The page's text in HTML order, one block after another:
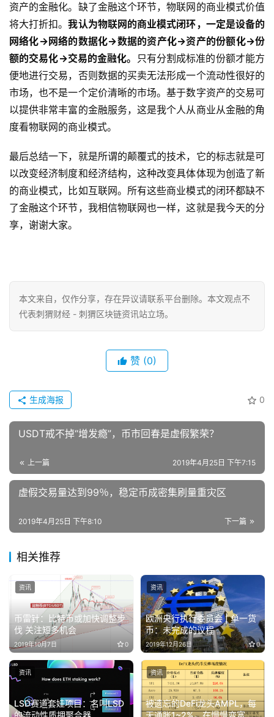
资产的金融化。缺了金融这个环节，物联网的商业模式价值
将大打折扣。我认为物联网的商业模式闭环，一定是设备的
网络化->网络的数据化->数据的资产化->资产的份额化->份
额的交易化->交易的金融化。
只有分割成标准的份额才能方
便地进行交易，否则数据的买卖无法形成一个流动性很好的
市场，也不是一个定价清晰的市场。基于数字资产的交易可
以提供非常丰富的金融服务，这是我个人从商业从金融的角
度看物联网的商业模式。
最后总结一下，就是所谓的颠覆式的技术，它的标志就是可
以改变经济制度和经济结构，这种改变具体体现为创造了新
的商业模式，比如互联网。所有这些商业模式的闭环都缺不
了金融这个环节，我相信物联网也一样，这就是我今天的分
享，谢谢大家。
本文来自 ，仅作分享，存在异议请联系平台删除。本文观点不
代表刺猬财经 - 刺猬区块链资讯站立场。
赞 (0)
0
生成海报
USDT戒不掉“增发瘾”，币市回春是虚假繁荣？
上一篇 2019年4月25日 下午7:15
虚假交易量达到99％，稳定币成密集刷量重灾区
下一篇
2019年4月25日 下午8:10
相关推荐
币雷针：比特币或加快调整步
伐 关注短多机会
2019年10月7日 0
资讯
欧洲央行执行委员会 | 单一货
币：未完成的议程
2019年12月26日 0
资讯
LSD赛道套娃项目：名叫LSD
的流动性质押聚合器
资讯
被遗忘的DeFi龙头AMPL，每
天通胀1~2%，在慢慢变富
资讯